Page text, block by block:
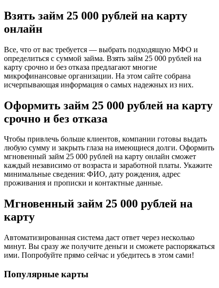
Взять займ 25 000 рублей на карту
онлайн
Все, что от вас требуется — выбрать подходящую МФО и
определиться с суммой займа. Взять займ 25 000 рублей на
карту срочно и без отказа предлагают многие
микрофинансовые организации. На этом сайте собрана
исчерпывающая информация о самых надежных из них.
Оформить займ 25 000 рублей на карту
срочно и без отказа
Чтобы привлечь больше клиентов, компании готовы выдать
любую сумму и закрыть глаза на имеющиеся долги. Оформить
мгновенный займ 25 000 рублей на карту онлайн сможет
каждый независимо от возраста и заработной платы. Укажите
минимальные сведения: ФИО, дату рождения, адрес
проживания и прописки и контактные данные.
Мгновенный займ 25 000 рублей на
карту
Автоматизированная система даст ответ через несколько
минут. Вы сразу же получите деньги и сможете распоряжаться
ими. Попробуйте прямо сейчас и убедитесь в этом сами!
Популярные карты